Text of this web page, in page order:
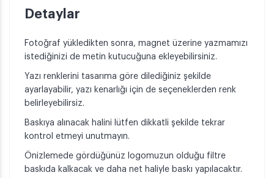
Detaylar
Fotoğraf yükledikten sonra, magnet üzerine yazmamızı
istediğinizi de metin kutucuğuna ekleyebilirsiniz.
Yazı renklerini tasarıma göre dilediğiniz şekilde
ayarlayabilir, yazı kenarlığı için de seçeneklerden renk
belirleyebilirsiz.
Baskıya alınacak halini lütfen dikkatli şekilde tekrar
kontrol etmeyi unutmayın.
Önizlemede gördüğünüz logomuzun olduğu filtre
baskıda kalkacak ve daha net haliyle baskı yapılacaktır.